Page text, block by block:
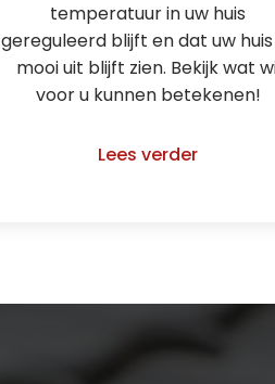
temperatuur in uw huis
gereguleerd blijft en dat uw
mooi uit blijft zien. Bekijk wat
voor u kunnen betekenen!
Lees verder